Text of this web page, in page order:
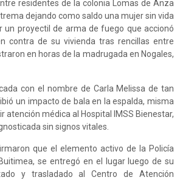
residentes de la colonia Lomas de Anza
dejando como saldo una mujer sin vida
un proyectil de arma de fuego que accionó
contra de su vivienda tras rencillas entre
en horas de la madrugada en Nogales,
con el nombre de Carla Melissa de tan
un impacto de bala en la espalda, misma
atención médica al Hospital IMSS Bienestar,
sin signos vitales.
que el elemento activo de la Policía
se entregó en el lugar luego de su
y trasladado al Centro de Atención